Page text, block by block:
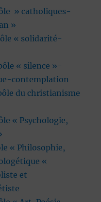
» catholiques-
»
« solidarité-
« silence »-
contemplation
du christianisme
« Psychologie,
« Philosophie,
«
et